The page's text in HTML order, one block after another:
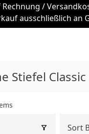
Rechnung /
ausschließlich an
Stiefel